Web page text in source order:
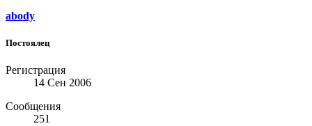
abody
Постоялец
Регистрация
14 Сен 2006
Сообщения
251